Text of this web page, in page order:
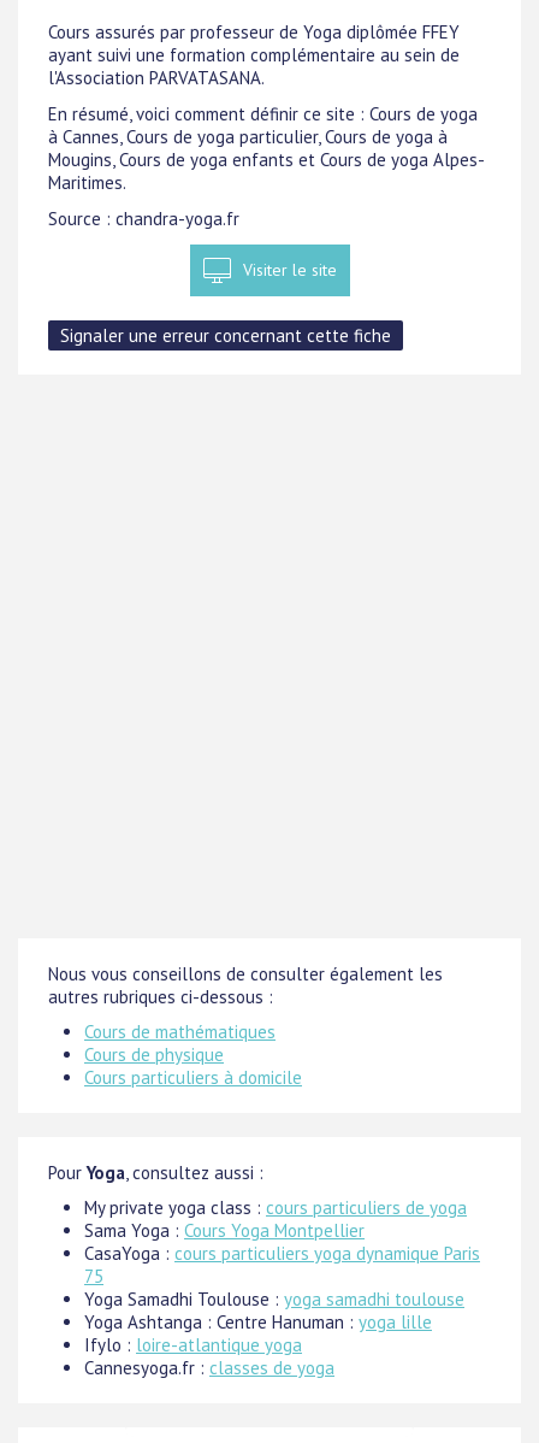
Cours assurés par professeur de Yoga diplômée FFEY
ayant suivi une formation complémentaire au sein de
l'Association PARVATASANA.
En résumé, voici comment définir ce site : Cours de yoga
à Cannes, Cours de yoga particulier, Cours de yoga à
Mougins, Cours de yoga enfants et Cours de yoga Alpes-
Maritimes.
Source : chandra-yoga.fr
Visiter le site
Nous vous conseillons de consulter également les
autres rubriques ci-dessous :
Cours de mathématiques
Cours de physique
Cours particuliers à domicile
PourYoga , consultez aussi :
My private yoga class : cours particuliers de yoga
Sama Yoga : Cours Yoga Montpellier
CasaYoga : cours particuliers yoga dynamique Paris
75
Yoga Samadhi Toulouse : yoga samadhi toulouse
Yoga Ashtanga : Centre Hanuman : yoga lille
Ifylo : loire-atlantique yoga
Cannesyoga.fr : classes de yoga